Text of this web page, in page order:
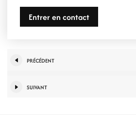
Entrer en contact
PRÉCÉDENT
SUIVANT